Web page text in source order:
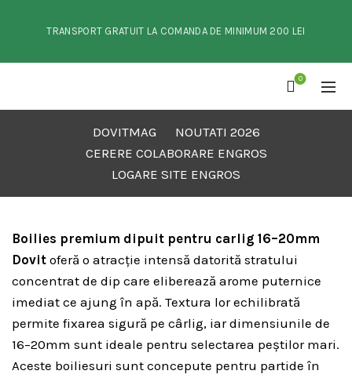
TRANSPORT GRATUIT LA COMANDA DE MINIMUM 200 LEI
0
DOVITMAG
NOUTATI 2026
CERERE COLABORARE ENGROS
LOGARE SITE ENGROS
Boilies premium dipuit pentru carlig 16–20mm
Dovit oferă o atracție intensă datorită stratului
concentrat de dip care eliberează arome puternice
imediat ce ajung în apă. Textura lor echilibrată
permite fixarea sigură pe cârlig, iar dimensiunile de
16–20mm sunt ideale pentru selectarea peștilor mari.
Aceste boiliesuri sunt concepute pentru partide în